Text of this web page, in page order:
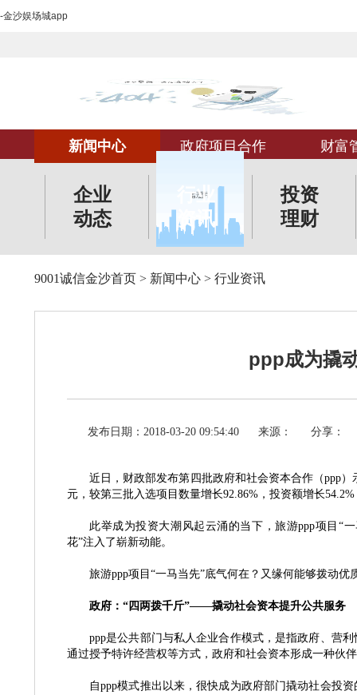
-金沙娱场城app
新闻中心 政府项目合作 财富
企业
动态
行业
资讯
投资
理财
9001诚信金沙首页 > 新闻中心 > 行业资讯
ppp成为撬
发布日期：2018-03-20 09:54:40 来源： 分享：
近日，财政部发布第四批政府和社会资本合作（ppp）
元，较第三批入选项目数量增长92.86%，投资额增长
此举成为投资大潮风起云涌的当下，旅游ppp项目“
花”注入了崭新动能。
旅游ppp项目“一马当先”底气何在？又缘何能够拨动
政府：“四两拨千斤”——撬动社会资本提升公共服务
ppp是公共部门与私人企业合作模式，是指政府、营
通过授予特许经营权等方式，政府和社会资本形成一种伙
自ppp模式推出以来，很快成为政府部门撬动社会投